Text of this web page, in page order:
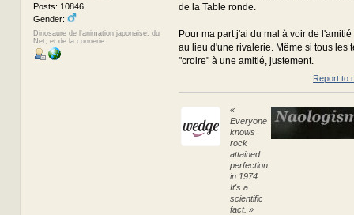
Posts: 10846
Gender:
Dinosaure de l'animation japonaise, du
Net, et de la connerie.
de la Table ronde.
Pour ma part j'ai du mal à voir de
au lieu d'une rivalerie. Même si tous les
"croire" à une amitié, justement.
Report to
«
Everyone
knows
rock
attained
perfection
in 1974.
It's a
scientific
fact. »